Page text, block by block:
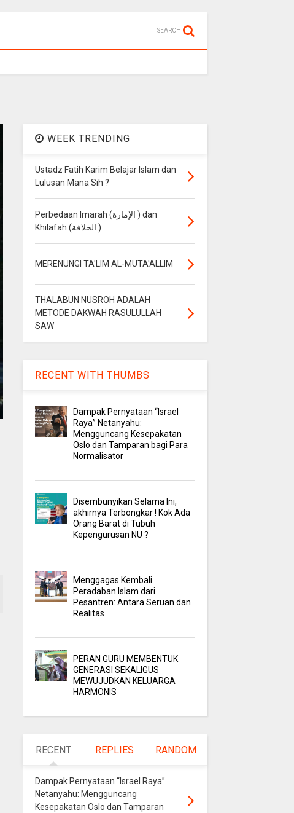
SEARCH
WEEK TRENDING
Ustadz Fatih Karim Belajar Islam dan
Lulusan Mana Sih ?
Perbedaan Imarah (الإمارة ) dan
Khilafah (الخلافة )
MERENUNGI TA'LIM AL-MUTA'ALLIM
THALABUN NUSROH ADALAH
METODE DAKWAH RASULULLAH
SAW
RECENT WITH THUMBS
Dampak Pernyataan “Israel
Raya” Netanyahu:
Mengguncang Kesepakatan
Oslo dan Tamparan bagi Para
Normalisator
Disembunyikan Selama Ini,
akhirnya Terbongkar ! Kok Ada
Orang Barat di Tubuh
Kepengurusan NU ?
Menggagas Kembali
Peradaban Islam dari
Pesantren: Antara Seruan dan
Realitas
PERAN GURU MEMBENTUK
GENERASI SEKALIGUS
MEWUJUDKAN KELUARGA
HARMONIS
RECENT REPLIES RANDOM
Dampak Pernyataan “Israel Raya”
Netanyahu: Mengguncang
Kesepakatan Oslo dan Tamparan